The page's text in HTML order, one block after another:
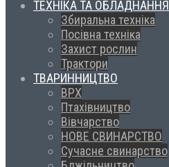
ТЕХНІКА ТА ОБЛАДНАННЯ
Збиральна техніка
Посівна техніка
Захист рослин
Трактори
ТВАРИННИЦТВО
ВРХ
Птахівництво
Вівчарство
НОВЕ СВИНАРСТВО
Сучасне свинарство